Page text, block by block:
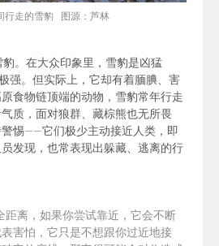
行走的雪豹 图源：芦林
豹。在大众印象里， 雪豹是凶猛
强。但实际上，它却有着腼腆、害
食物链顶端的动物，雪豹常年行走
质，面对狼群、 藏棕熊也无所畏
惕——它们 极少主动接近人类，即
发现，也常表现出躲藏、逃离的行
距离，如果你尝试靠近，它会不断
害怕，它只是不想跟你过近地接